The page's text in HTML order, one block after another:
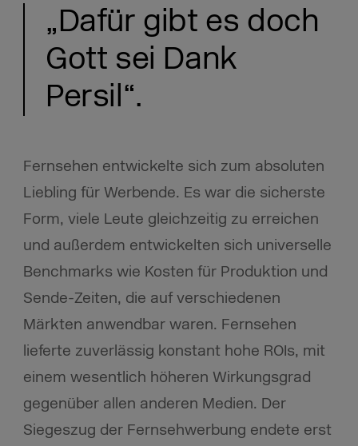
„Dafür gibt es doch
Gott sei Dank
Persil“.
Fernsehen entwickelte sich zum absoluten
Liebling für Werbende. Es war die sicherste
Form, viele Leute gleichzeitig zu erreichen
und außerdem entwickelten sich universelle
Benchmarks wie Kosten für Produktion und
Sende-Zeiten, die auf verschiedenen
Märkten anwendbar waren. Fernsehen
lieferte zuverlässig konstant hohe ROIs, mit
einem wesentlich höheren Wirkungsgrad
gegenüber allen anderen Medien. Der
Siegeszug der Fernsehwerbung endete erst